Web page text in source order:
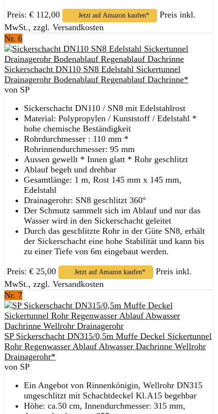
Preis: € 112,00 Jetzt auf Amazon kaufen*
Preis inkl.
MwSt., zzgl. Versandkosten
Nr. 6
Sickerschacht DN110 SN8 Edelstahl Sickertunnel
Drainagerohr Bodenablauf Regenablauf Dachrinne*
von SP
Sickerschacht DN110 / SN8 mit Edelstahlrost
Material: Polypropylen / Kunststoff / Edelstahl *
hohe chemische Beständigkeit
Rohrdurchmesser : 110 mm *
Rohrinnendurchmesser: 95 mm
Aussen gewellt * Innen glatt * Rohr geschlitzt
Ablauf begeh und drehbar
Gesamtlänge: 1 m, Rost 145 mm x 145 mm,
Edelstahl
Drainagerohr: SN8 geschlitzt 360°
Der Schmutz sammelt sich im Ablauf und nur das
Wasser wird in den Sickerschacht geleitet
Durch das geschlitzte Rohr in der Güte SN8, erhält
der Sickerschacht eine hohe Stabilität und kann bis
zu einer Tiefe von 6m eingebaut werden.
Preis: € 25,00 Jetzt auf Amazon kaufen*
Preis inkl.
MwSt., zzgl. Versandkosten
Nr. 7
SP Sickerschacht DN315/0,5m Muffe Deckel Sickertunnel
Rohr Regenwasser Ablauf Abwasser Dachrinne Wellrohr
Drainagerohr*
von SP
Ein Angebot von Rinnenkönigin, Wellrohr DN315
ungeschlitzt mit Schachtdeckel Kl.A15 begehbar
Höhe: ca.50 cm, Innendurchmesser: 315 mm,